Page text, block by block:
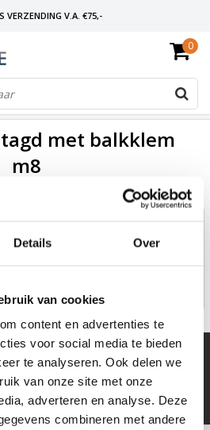
Details Over
van cookies
content en advertenties te
voor social media te bieden
te analyseren. Ook delen we
van onze site met onze
adverteren en analyse. Deze
combineren met andere
VERZENDING V.A. €75,-
BESTELD? VOLGENDE DAG OP SLOT!
UIT VOORRAAD
0
met balkklem
m8
in NL & BE